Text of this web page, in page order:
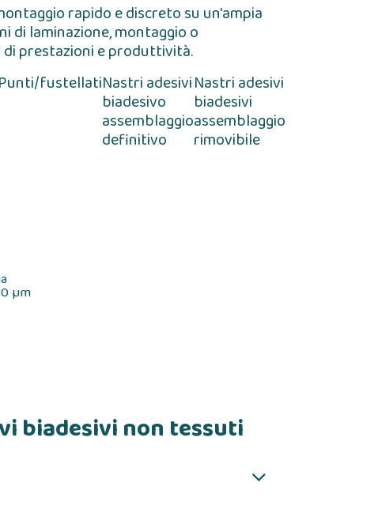
rapido e discreto su un'ampia
di laminazione, montaggio o
prestazioni e produttività.
Punti/fustellatiNastri adesivi
biadesivo
assemblaggio
definitivo
Nastri adesivi
biadesivi
assemblaggio
rimovibile
µm
biadesivi non tessuti